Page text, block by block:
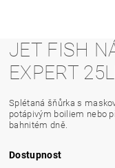
JET FISH
EXPERT
Splétaná šňůrka s
potápivým boiliem nebo
bahnitém dně.
Dostupnost